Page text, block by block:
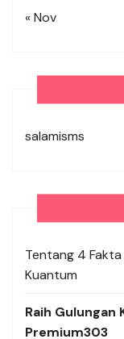
« Nov
salamisms
Tentang 4
Kuantum
Raih Gulungan
Premium303